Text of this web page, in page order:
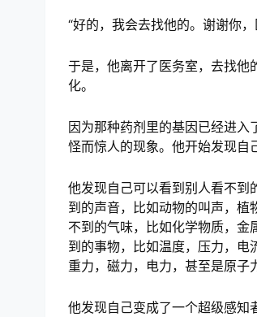
“好的，我会去找他的。谢谢你，
于是，他离开了医务室，去找他
化。
因为那种药剂里的基因已经进
怪而惊人的现象。他开始发现自
他发现自己可以看到别人看不到
到的声音，比如动物的叫声，植
不到的气味，比如化学物质，
到的事物，比如温度，压力，电
重力，磁力，电力，甚至是原子
他发现自己变成了一个超级感知